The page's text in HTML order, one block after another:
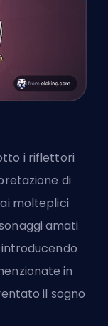
i riflettori
di
molteplici
amati
in
il sogno